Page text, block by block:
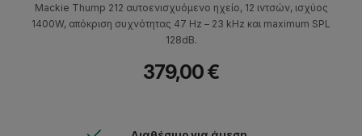
Mackie Thump 212 αυτοενισχυόμενο ηχείο, 12 ιντσών, ισχύος
1400W, απόκριση συχνότητας 47 Hz – 23 kHz και maximum SPL
128dB.
379,00 €